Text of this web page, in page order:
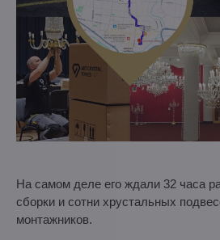
На самом деле его ждали 32 часа
сборки и сотни хрустальных
монтажников.